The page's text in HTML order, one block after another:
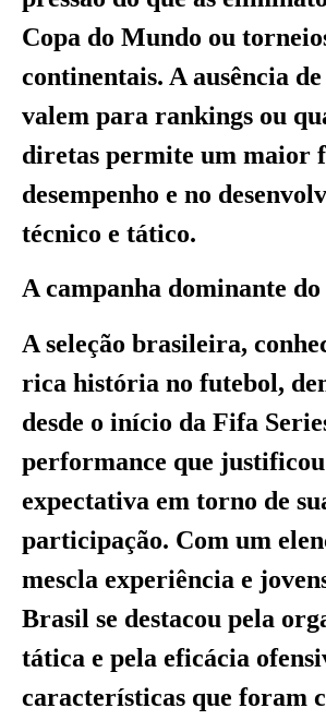
Copa do Mundo ou
continentais. A ausência
valem para rankings ou
diretas permite um maior
desempenho e no
técnico e tático.
A campanha dominante
A seleção brasileira,
rica história no futebol,
desde o início da Fifa
performance que
expectativa em torno de
participação. Com um
mescla experiência e
Brasil se destacou pela
tática e pela eficácia
características que foram